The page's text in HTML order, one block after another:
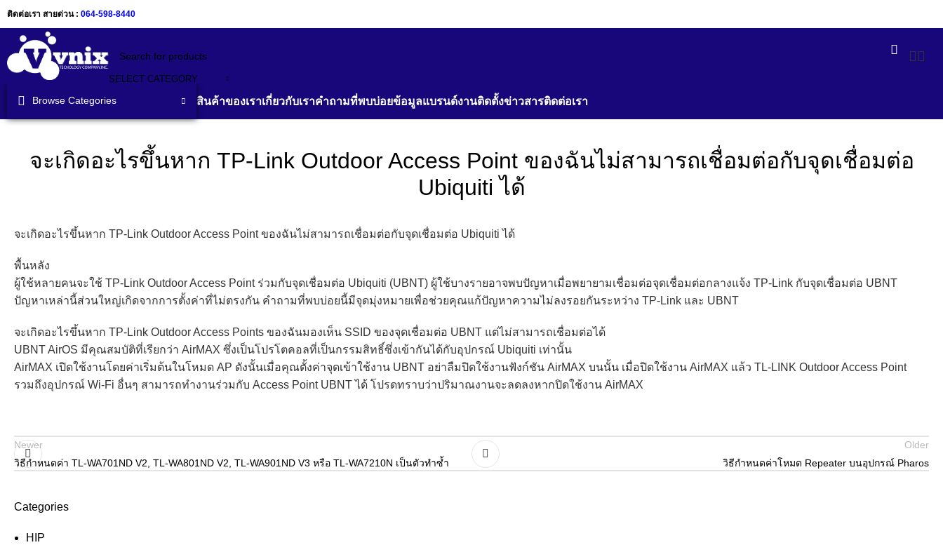
ติดต่อเรา สายด่วน : 064-598-8440
SELECT CATEGORY
Browse Categories สินค้าของเราเกี่ยวกับเราคำถามที่พบบ่อยข้อมูลแบรนด์งานติดตั้งข่าวสารติดต่อเรา
จะเกิดอะไรขึ้นหาก TP-Link Outdoor Access Point ของฉันไม่สามารถเชื่อมต่อกับจุดเชื่อมต่อ
Ubiquiti ได้
จะเกิดอะไรขึ้นหาก TP-Link Outdoor Access Point ของฉันไม่สามารถเชื่อมต่อกับจุดเชื่อมต่อ Ubiquiti ได้
พื้นหลัง
ผู้ใช้หลายคนจะใช้ TP-Link Outdoor Access Point ร่วมกับจุดเชื่อมต่อ Ubiquiti (UBNT) ผู้ใช้บางรายอาจพบปัญหาเมื่อพยายามเชื่อมต่อจุดเชื่อมต่อกลางแจ้ง TP-Link กับจุดเชื่อมต่อ UBNT
ปัญหาเหล่านี้ส่วนใหญ่เกิดจากการตั้งค่าที่ไม่ตรงกัน คำถามที่พบบ่อยนี้มีจุดมุ่งหมายเพื่อช่วยคุณแก้ปัญหาความไม่ลงรอยกันระหว่าง TP-Link และ UBNT
จะเกิดอะไรขึ้นหาก TP-Link Outdoor Access Points ของฉันมองเห็น SSID ของจุดเชื่อมต่อ UBNT แต่ไม่สามารถเชื่อมต่อได้
UBNT AirOS มีคุณสมบัติที่เรียกว่า AirMAX ซึ่งเป็นโปรโตคอลที่เป็นกรรมสิทธิ์ซึ่งเข้ากันได้กับอุปกรณ์ Ubiquiti เท่านั้น
AirMAX เปิดใช้งานโดยค่าเริ่มต้นในโหมด AP ดังนั้นเมื่อคุณตั้งค่าจุดเข้าใช้งาน UBNT อย่าลืมปิดใช้งานฟังก์ชัน AirMAX บนนั้น เมื่อปิดใช้งาน AirMAX แล้ว TL-LINK Outdoor Access Point
รวมถึงอุปกรณ์ Wi-Fi อื่นๆ สามารถทำงานร่วมกับ Access Point UBNT ได้ โปรดทราบว่าปริมาณงานจะลดลงหากปิดใช้งาน AirMAX
Newer
วิธีกำหนดค่า TL-WA701ND V2, TL-WA801ND V2, TL-WA901ND V3 หรือ TL-WA7210N เป็นตัวทำซ้ำ
Older
วิธีกำหนดค่าโหมด Repeater บนอุปกรณ์ Pharos
Categories
HIP